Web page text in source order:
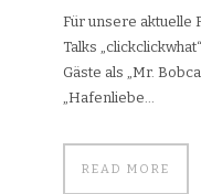
Für unsere aktuelle
Talks
Gäste als „Mr.
„Hafenliebe...
READ MORE